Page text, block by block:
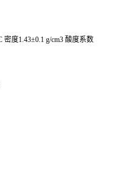
密度1.43±0.1 g/cm3 酸度系数